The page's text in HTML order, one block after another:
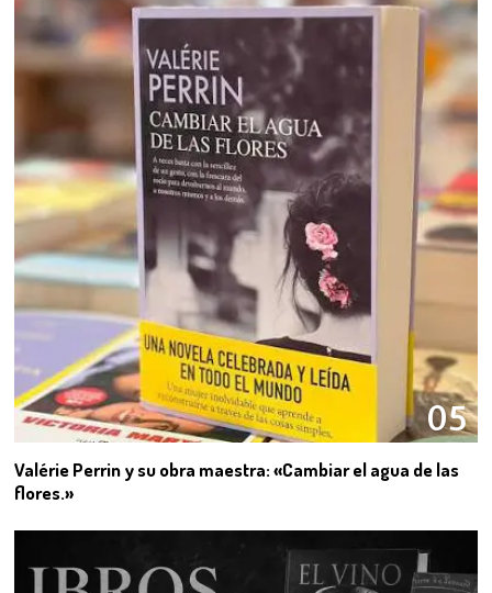
05
Valérie Perrin y su obra maestra: «Cambiar el agua de las
flores.»